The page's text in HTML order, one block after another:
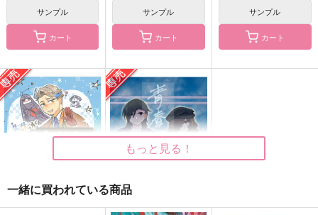
スーパーダーリンしょ
くしゅさん
NaCl
629円（税込）
マレウス×レオナ
作品詳細
融解
はい！
600円（税込）
ワース×オーター
サンプル
カート
サンプル
カート
サンプル
カート
もっと見る！
一緒に買われている商品